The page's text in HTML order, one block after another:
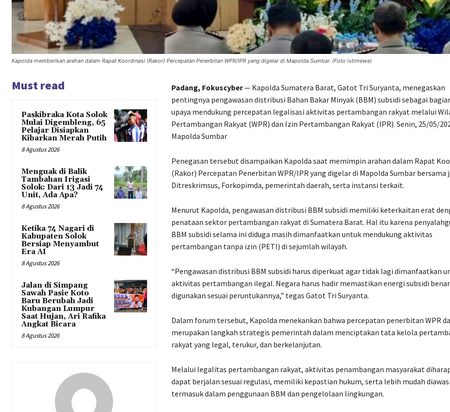
Kapolda memberikan arahan dalam Rapat Koordinasi (Rakor) Percepatan Penerbitan WPR/IPR yang digelar di Mapolda Sumbar. (Foto istimewa)
Must read
Paskibraka Kota Solok
Mulai Digembleng, 65
Pelajar Disiapkan
Kibarkan Merah Putih
8 Agustus 2026
Menguak di Balik
Tambahan Irigasi
Solok: Dari 13 Jadi 74
Unit, Ada Apa?
8 Agustus 2026
Ketika 74 Nagari di
Kabupaten Solok
Bersiap Menyambut
Era AI
8 Agustus 2026
Jalan di Simpang
Sawah Pasie Koto
Baru Berubah Jadi
Kubangan Lumpur
Saat Hujan, Ari Rafika
Angkat Bicara
8 Agustus 2026
Padang, Fokuscyber— Kapolda Sumatera Barat, Gatot Tri Suryanta, menegaskan
pentingnya pengawasan distribusi Bahan Bakar Minyak (BBM) subsidi sebagai
upaya mendukung percepatan legalisasi aktivitas pertambangan rakyat melalui
Pertambangan Rakyat (WPR) dan Izin Pertambangan Rakyat (IPR). Senin, 25/05/
Mapolda Sumbar
Penegasan tersebut disampaikan Kapolda saat memimpin arahan dalam Rapat
(Rakor) Percepatan Penerbitan WPR/IPR yang digelar di Mapolda Sumbar bersama
Ditreskrimsus, Forkopimda, pemerintah daerah, serta instansi terkait.
Menurut Kapolda, pengawasan distribusi BBM subsidi memiliki keterkaitan erat
penataan sektor pertambangan rakyat di Sumatera Barat. Hal itu karena
BBM subsidi selama ini diduga masih dimanfaatkan untuk mendukung aktivitas
pertambangan tanpa izin (PETI) di sejumlah wilayah.
“Pengawasan distribusi BBM subsidi harus diperkuat agar tidak lagi dimanfaatkan
aktivitas pertambangan ilegal. Negara harus hadir memastikan energi subsidi
digunakan sesuai peruntukannya,” tegas Gatot Tri Suryanta.
Dalam forum tersebut, Kapolda menekankan bahwa percepatan penerbitan WPR
merupakan langkah strategis pemerintah dalam menciptakan tata kelola
rakyat yang legal, terukur, dan berkelanjutan.
Melalui legalitas pertambangan rakyat, aktivitas penambangan masyarakat
dapat berjalan sesuai regulasi, memiliki kepastian hukum, serta lebih mudah
termasuk dalam penggunaan BBM dan pengelolaan lingkungan.